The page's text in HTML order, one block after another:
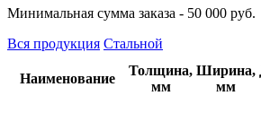
Минимальная сумма заказа - 50 000 руб.
Вся продукция Стальной
Наименование
Толщина,
мм
Ширина,
мм